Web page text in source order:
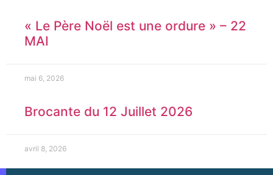
« Le Père Noël est une ordure » – 22
MAI
mai 6, 2026
Brocante du 12 Juillet 2026
avril 8, 2026